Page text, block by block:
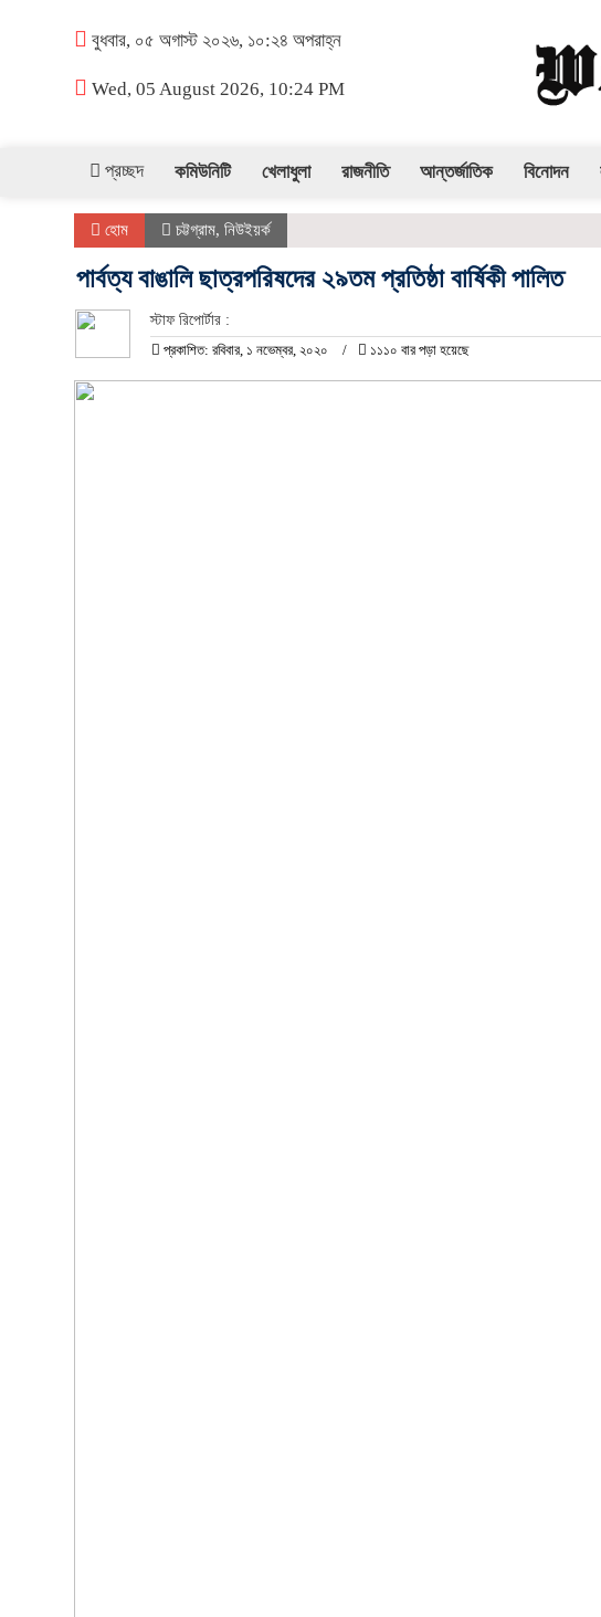
বুধবার, ০৫ অগাস্ট ২০২৬, ১০:২৪ অপরাহ্ন
Wed, 05 August 2026, 10:24 PM
প্রচ্ছদ কমিউনিটি খেলাধুলা রাজনীতি আন্তর্জাতিক বিনোদন
হোম চট্টগ্রাম, নিউইয়র্ক
পার্বত্য বাঙালি ছাত্রপরিষদের ২৯তম প্রতিষ্ঠা বার্ষিকী পালিত
স্টাফ রিপোর্টার :
প্রকাশিত: রবিবার, ১ নভেম্বর, ২০২০
১১১০ বার পড়া হয়েছে